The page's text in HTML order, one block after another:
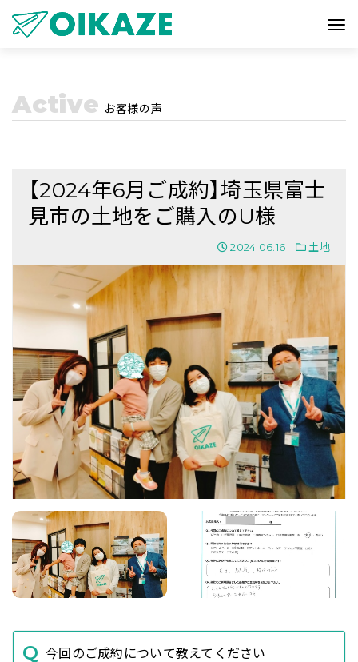
Active お客様の声
【2024年6月ご成約】埼玉県富士
見市の土地をご購入のU様
2024.06.16 土地
今回のご成約について教えてください